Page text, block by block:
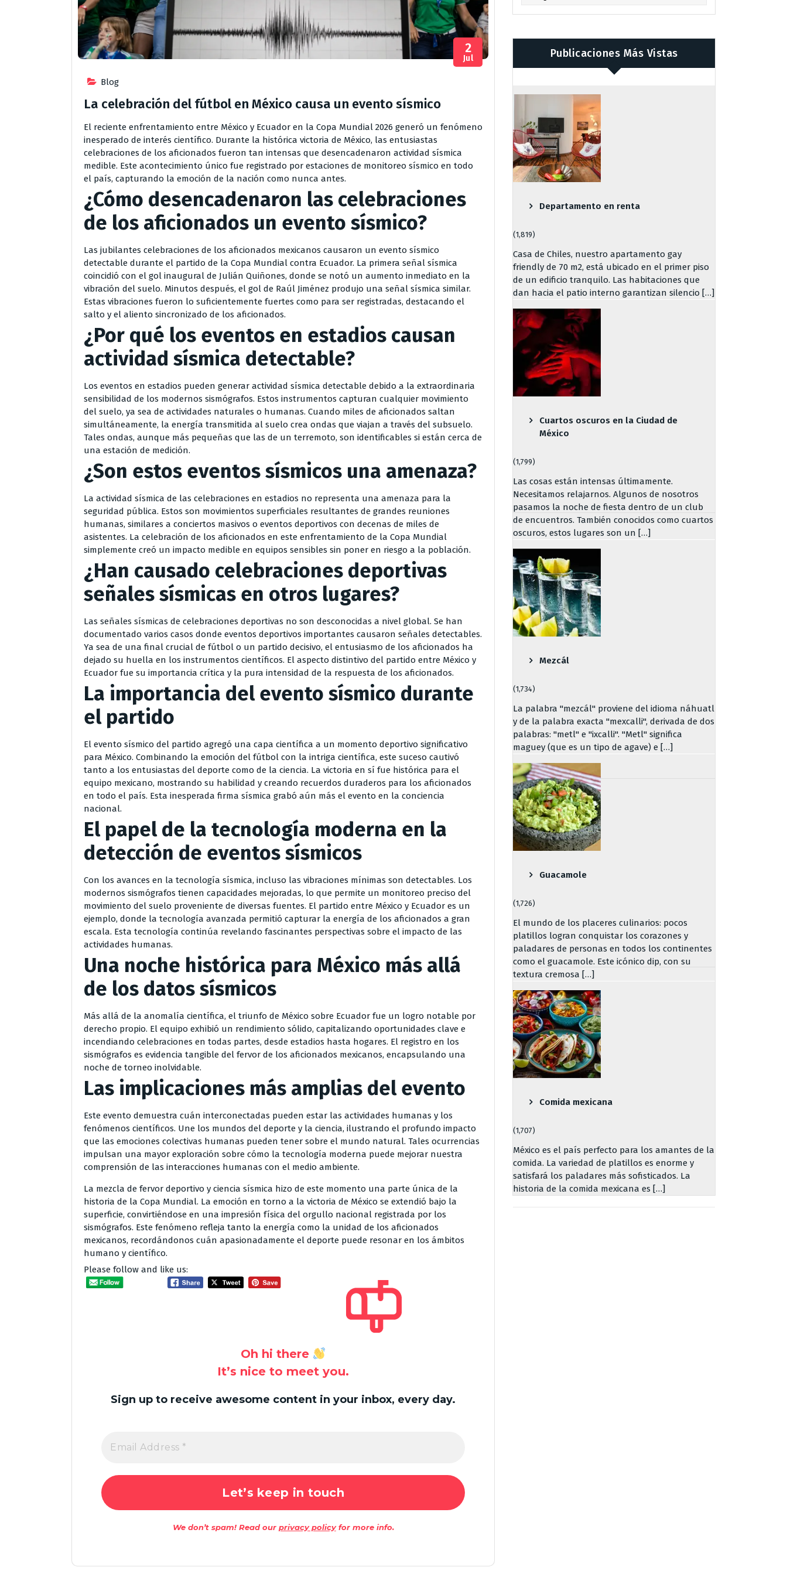
Blog
2
Jul
La celebración del fútbol en México causa un evento sísmico
El reciente enfrentamiento entre México y Ecuador en la Copa Mundial 2026 generó un fenómeno
inesperado de interés científico. Durante la histórica victoria de México, las entusiastas
celebraciones de los aficionados fueron tan intensas que desencadenaron actividad sísmica
medible. Este acontecimiento único fue registrado por estaciones de monitoreo sísmico en todo
el país, capturando la emoción de la nación como nunca antes.
¿Cómo desencadenaron las celebraciones
de los aficionados un evento sísmico?
Las jubilantes celebraciones de los aficionados mexicanos causaron un evento sísmico
detectable durante el partido de la Copa Mundial contra Ecuador. La primera señal sísmica
coincidió con el gol inaugural de Julián Quiñones, donde se notó un aumento inmediato en la
vibración del suelo. Minutos después, el gol de Raúl Jiménez produjo una señal sísmica similar.
Estas vibraciones fueron lo suficientemente fuertes como para ser registradas, destacando el
salto y el aliento sincronizado de los aficionados.
¿Por qué los eventos en estadios causan
actividad sísmica detectable?
Los eventos en estadios pueden generar actividad sísmica detectable debido a la extraordinaria
sensibilidad de los modernos sismógrafos. Estos instrumentos capturan cualquier movimiento
del suelo, ya sea de actividades naturales o humanas. Cuando miles de aficionados saltan
simultáneamente, la energía transmitida al suelo crea ondas que viajan a través del subsuelo.
Tales ondas, aunque más pequeñas que las de un terremoto, son identificables si están cerca de
una estación de medición.
¿Son estos eventos sísmicos una amenaza?
La actividad sísmica de las celebraciones en estadios no representa una amenaza para la
seguridad pública. Estos son movimientos superficiales resultantes de grandes reuniones
humanas, similares a conciertos masivos o eventos deportivos con decenas de miles de
asistentes. La celebración de los aficionados en este enfrentamiento de la Copa Mundial
simplemente creó un impacto medible en equipos sensibles sin poner en riesgo a la población.
¿Han causado celebraciones deportivas
señales sísmicas en otros lugares?
Las señales sísmicas de celebraciones deportivas no son desconocidas a nivel global. Se han
documentado varios casos donde eventos deportivos importantes causaron señales detectables.
Ya sea de una final crucial de fútbol o un partido decisivo, el entusiasmo de los aficionados ha
dejado su huella en los instrumentos científicos. El aspecto distintivo del partido entre México y
Ecuador fue su importancia crítica y la pura intensidad de la respuesta de los aficionados.
La importancia del evento sísmico durante
el partido
El evento sísmico del partido agregó una capa científica a un momento deportivo significativo
para México. Combinando la emoción del fútbol con la intriga científica, este suceso cautivó
tanto a los entusiastas del deporte como de la ciencia. La victoria en sí fue histórica para el
equipo mexicano, mostrando su habilidad y creando recuerdos duraderos para los aficionados
en todo el país. Esta inesperada firma sísmica grabó aún más el evento en la conciencia
nacional.
El papel de la tecnología moderna en la
detección de eventos sísmicos
Con los avances en la tecnología sísmica, incluso las vibraciones mínimas son detectables. Los
modernos sismógrafos tienen capacidades mejoradas, lo que permite un monitoreo preciso del
movimiento del suelo proveniente de diversas fuentes. El partido entre México y Ecuador es un
ejemplo, donde la tecnología avanzada permitió capturar la energía de los aficionados a gran
escala. Esta tecnología continúa revelando fascinantes perspectivas sobre el impacto de las
actividades humanas.
Una noche histórica para México más allá
de los datos sísmicos
Más allá de la anomalía científica, el triunfo de México sobre Ecuador fue un logro notable por
derecho propio. El equipo exhibió un rendimiento sólido, capitalizando oportunidades clave e
incendiando celebraciones en todas partes, desde estadios hasta hogares. El registro en los
sismógrafos es evidencia tangible del fervor de los aficionados mexicanos, encapsulando una
noche de torneo inolvidable.
Las implicaciones más amplias del evento
Este evento demuestra cuán interconectadas pueden estar las actividades humanas y los
fenómenos científicos. Une los mundos del deporte y la ciencia, ilustrando el profundo impacto
que las emociones colectivas humanas pueden tener sobre el mundo natural. Tales ocurrencias
impulsan una mayor exploración sobre cómo la tecnología moderna puede mejorar nuestra
comprensión de las interacciones humanas con el medio ambiente.
La mezcla de fervor deportivo y ciencia sísmica hizo de este momento una parte única de la
historia de la Copa Mundial. La emoción en torno a la victoria de México se extendió bajo la
superficie, convirtiéndose en una impresión física del orgullo nacional registrada por los
sismógrafos. Este fenómeno refleja tanto la energía como la unidad de los aficionados
mexicanos, recordándonos cuán apasionadamente el deporte puede resonar en los ámbitos
humano y científico.
Please follow and like us:
Oh hi there
It’s nice to meet you.
Sign up to receive awesome content in your inbox, every day.
We don’t spam! Read our privacy policyfor more info.
Publicaciones Más Vistas
Departamento en renta
(1,819)
Casa de Chiles, nuestro apartamento gay
friendly de 70 m2, está ubicado en el primer piso
de un edificio tranquilo. Las habitaciones que
dan hacia el patio interno garantizan silencio […]
Cuartos oscuros en la Ciudad de
México
(1,799)
Las cosas están intensas últimamente.
Necesitamos relajarnos. Algunos de nosotros
pasamos la noche de fiesta dentro de un club
de encuentros. También conocidos como cuartos
oscuros, estos lugares son un […]
Mezcál
(1,734)
La palabra "mezcál" proviene del idioma náhuatl
y de la palabra exacta "mexcalli", derivada de dos
palabras: "metl" e "ixcalli". "Metl" significa
maguey (que es un tipo de agave) e […]
Guacamole
(1,726)
El mundo de los placeres culinarios: pocos
platillos logran conquistar los corazones y
paladares de personas en todos los continentes
como el guacamole. Este icónico dip, con su
textura cremosa […]
Comida mexicana
(1,707)
México es el país perfecto para los amantes de la
comida. La variedad de platillos es enorme y
satisfará los paladares más sofisticados. La
historia de la comida mexicana es […]